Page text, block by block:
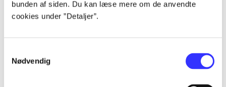
bunden af siden. Du kan læse mere om de anvendte
cookies under ”Detaljer”.
Nødvendig
Alle registrerede artikler fordelt på udgivelser